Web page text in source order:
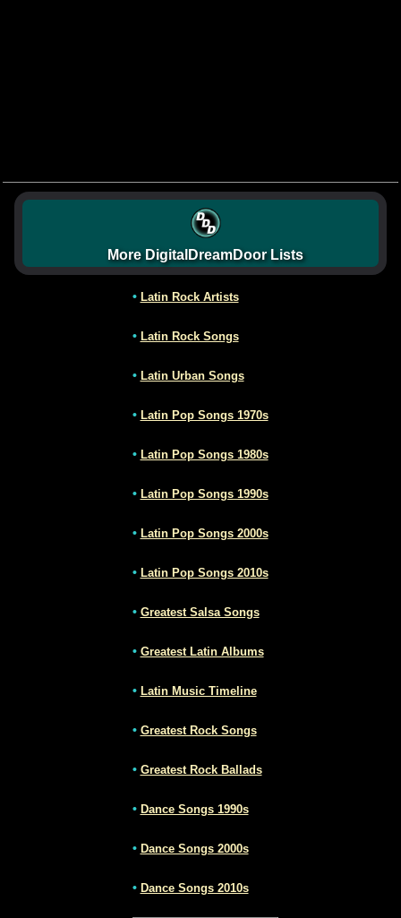
More DigitalDreamDoor Lists
• Latin Rock Artists
• Latin Rock Songs
• Latin Urban Songs
• Latin Pop Songs 1970s
• Latin Pop Songs 1980s
• Latin Pop Songs 1990s
• Latin Pop Songs 2000s
• Latin Pop Songs 2010s
• Greatest Salsa Songs
• Greatest Latin Albums
• Latin Music Timeline
• Greatest Rock Songs
• Greatest Rock Ballads
• Dance Songs 1990s
• Dance Songs 2000s
• Dance Songs 2010s